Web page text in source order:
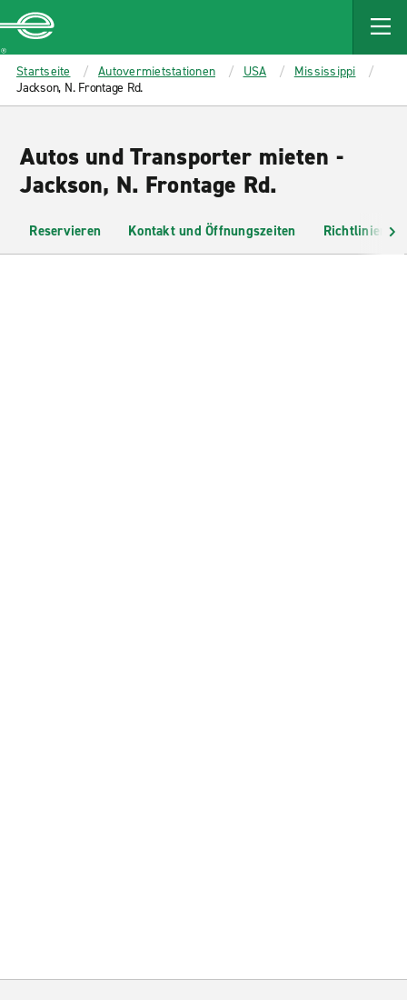
MAIN
CONTENT
Enterprise
Startseite Autovermietstationen USA
Mississippi
Jackson, N. Frontage Rd.
Autos und Transporter mieten -
Jackson, N. Frontage Rd.
Reservieren Kontakt und Öffnungszeiten Richtlinien